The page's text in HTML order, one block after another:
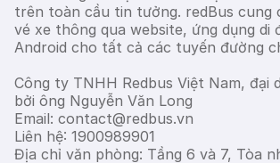
trên toàn cầu tin tưởng. redBus cung
vé xe thông qua website, ứng dụng di
Android cho tất cả các tuyến đường
Công ty TNHH Redbus Việt Nam, đại
bởi ông Nguyễn Văn Long
Email: contact@redbus.vn
Liên hệ: 1900989901
Địa chỉ văn phòng: Tầng 6 và 7, Tòa